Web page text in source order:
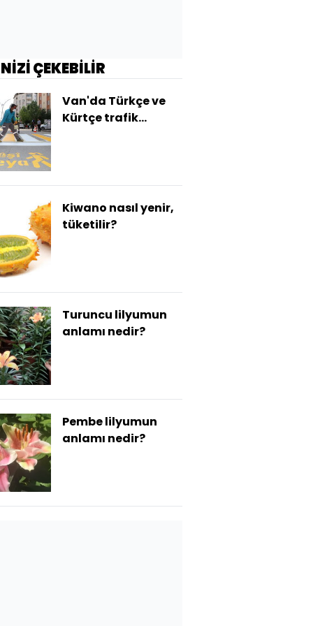
ÇEKEBİLİR
Van'da Türkçe ve
Kürtçe trafik
Kiwano nasıl yenir,
tüketilir?
Turuncu lilyumun
anlamı nedir?
Pembe lilyumun
anlamı nedir?